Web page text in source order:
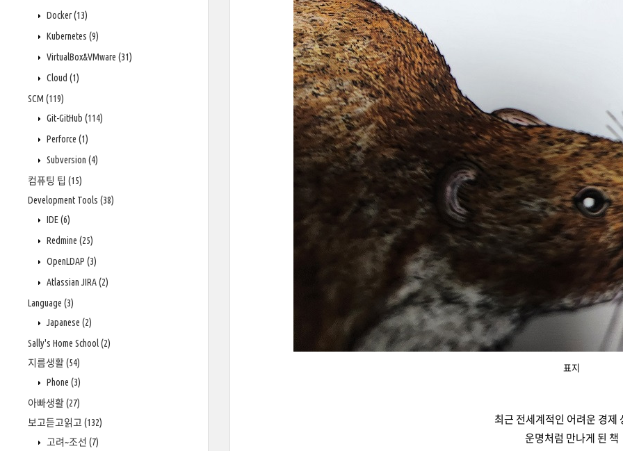
Docker(13)
Kubernetes (9)
VirtualBox&VMware (31)
Cloud (1)
SCM (119)
Git-GitHub (114)
Perforce (1)
Subversion (4)
컴퓨팅 팁 (15)
Development Tools (38)
IDE(6)
Redmine (25)
OpenLDAP (3)
Atlassian JIRA(2)
Language (3)
Japanese (2)
Sally's Home School(2)
지름생활(54)
Phone (3)
아빠생활(27)
보고듣고읽고 (132)
고려~조선 (7)
표지
최근 전세계적인 어려운 경제
운명처럼 만나게 된 책